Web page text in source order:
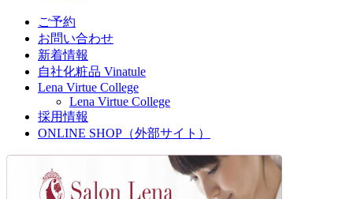
ご予約
お問い合わせ
新着情報
自社化粧品 Vinatule
Lena Virtue College
Lena Virtue College
採用情報
ONLINE SHOP（外部サイト）